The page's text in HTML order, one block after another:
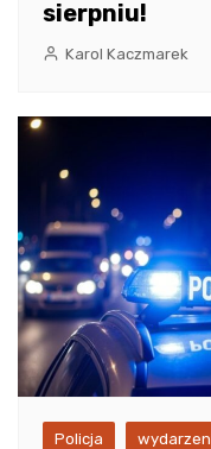
sierpniu!
Karol Kaczmarek
Policja